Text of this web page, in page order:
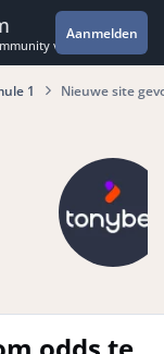
voor de
Aanmelden
1 Nieuwe site